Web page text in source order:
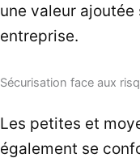
une valeur
entreprise.
Sécurisation face aux
Les petites et
également se